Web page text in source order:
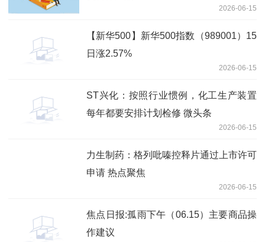
2026-06-15
【新华500】新华500指数（989001）15
日涨2.57%
2026-06-15
ST兴化：按照行业惯例，化工生产装置
每年都要安排计划检修 微头条
2026-06-15
力生制药：格列吡嗪控释片通过上市许可
申请 热点聚焦
2026-06-15
焦点日报:孤雨下午（06.15）主要商品操
作建议